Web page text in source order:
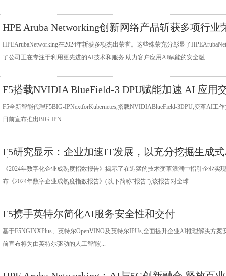
HPE Aruba Networking创新网络产品斩获多项行业
HPEArubaNetworking在2024年斩获多项杰出荣誉。这些殊荣充分彰显了
了公司正在专注于利用更先进的AI技术和服务,助力客户应用AI赋能的安全融...
F5搭载NVIDIA BlueField-3 DPU赋能加速 AI 应用
F5全新智能代理F5BIG-IPNextforKubernetes,搭载NVIDIABlueField-3DPU,变革AI工
日前宣布推出BIG-IPN...
F5研究显示：企业加速IT发展，以充分挖掘生成
《2024年数字化企业成熟度指数报告》揭示了在迅猛的技术变革浪潮中指引企业
布《2024年数字企业成熟度指数报告》(以下简称“报告”),该报告对全球...
F5携手英特尔简化AI服务安全性和交付
基于F5NGINXPlus、英特尔OpenVINO及英特尔IPUs,全面提升企业AI推理解决方
前宣布将为由英特尔驱动的人工智能(...